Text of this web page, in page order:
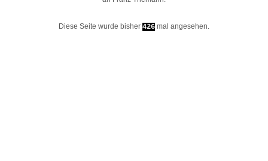
Diese Seite wurde bisher 426 mal angesehen.